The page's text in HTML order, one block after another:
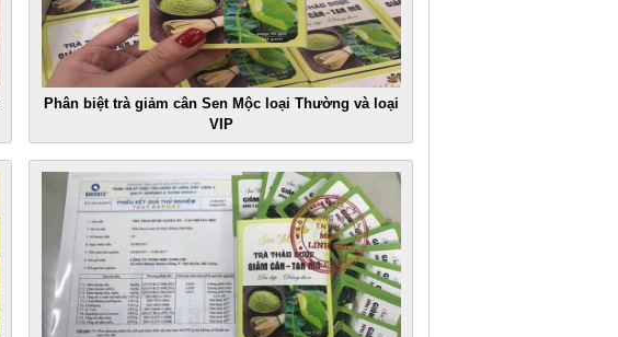
Phân biệt trà giảm cân Sen Mộc loại Thường và loại
VIP